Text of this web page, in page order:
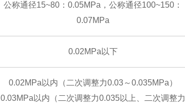
公称通径15~80：0.05MPa，公称通径100~150：
0.07MPa
0.02MPa以下
0.02MPa以内（二次调整力0.03～0.035MPa）
0.03MPa以内（二次调整力0.035以上、二次调整力